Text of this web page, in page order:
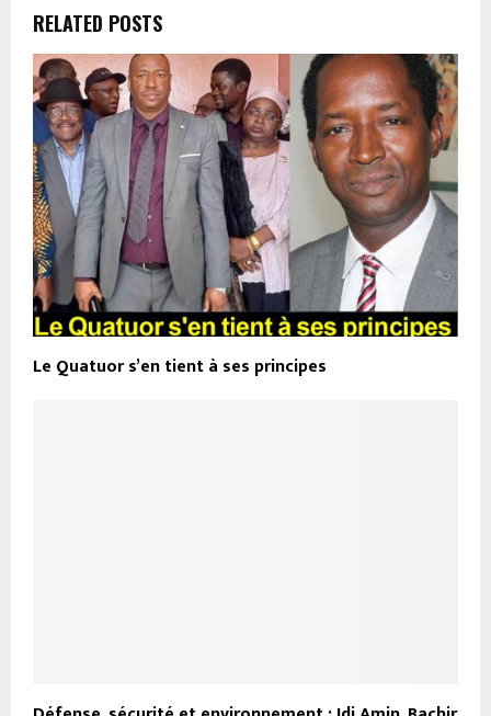
RELATED POSTS
Le Quatuor s’en tient à ses principes